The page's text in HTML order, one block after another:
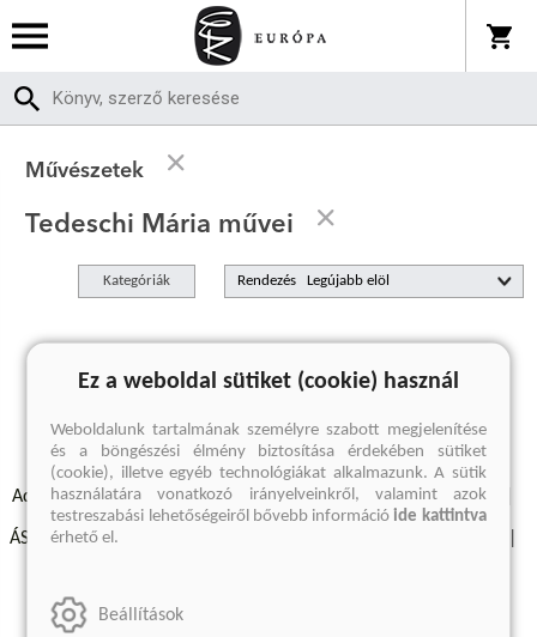
Művészetek
Tedeschi Mária művei
Kategóriák Rendezés
A keresett kifejezésre nincs találat
Adatvédelmi szabályzatok Elállási felmondási nyilatkozat
ÁSZF - Vásárlási feltételek
Szállítási információk
Ez a weboldal sütiket (cookie) használ
Weboldalunk tartalmának személyre szabott megjelenítése
és a böngészési élmény biztosítása érdekében sütiket
(cookie), illetve egyéb technológiákat alkalmazunk. A sütik
használatára vonatkozó irányelveinkről, valamint azok
testreszabási lehetőségeiről bővebb információide kattintva
érhető el.
Beállítások